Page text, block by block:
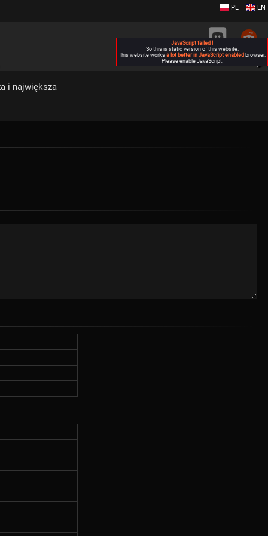
EN
PL
i największa
JavaScript failed !
So this is static version of this website.
This website works a lot better in JavaScript enabled browser.
Please enable JavaScript.